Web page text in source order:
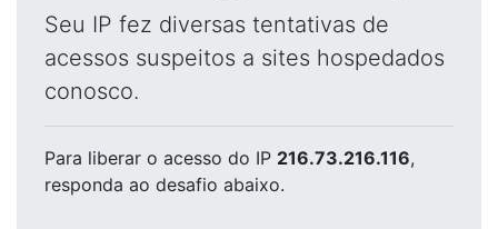
Seu IP fez diversas tentativas de
acessos suspeitos a sites hospedados
conosco.
Para liberar o acesso do IP 216.73.216.116,
responda ao desafio abaixo.